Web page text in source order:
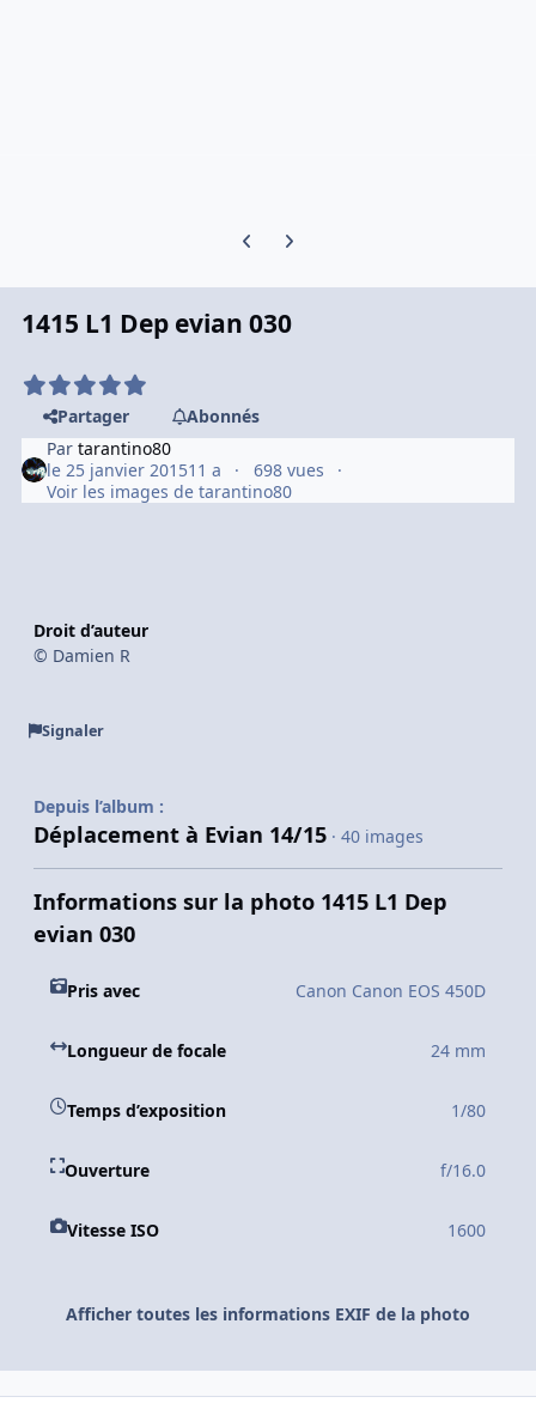
Previous carousel slide
Next carousel slide
1415 L1 Dep evian 030
Partager
Abonnés
Partarantino80
le 25 janvier 201511 a
698 vues
Voir les images de tarantino80
Droit d’auteur
© Damien R
Signaler
Depuis l’album :
Déplacement à Evian 14/15 · 40 images
Informations sur la photo 1415 L1 Dep
evian 030
Pris avec Canon Canon EOS 450D
Longueur de focale 24 mm
Temps d’exposition 1/80
Ouverture f/16.0
Vitesse ISO 1600
Afficher toutes les informations EXIF de la photo